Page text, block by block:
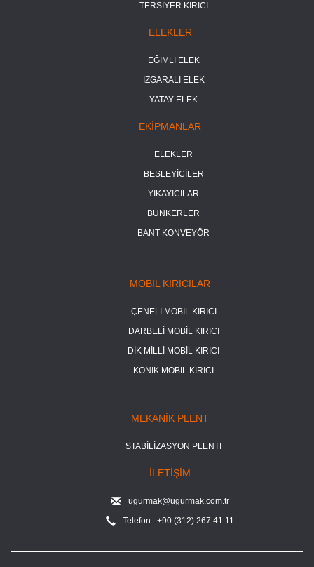
TERSİYER KIRICI
ELEKLER
EĞIMLI ELEK
IZGARALI ELEK
YATAY ELEK
EKİPMANLAR
ELEKLER
BESLEYİCİLER
YIKAYICILAR
BUNKERLER
BANT KONVEYÖR
MOBİL KIRICILAR
ÇENELİ MOBİL KIRICI
DARBELİ MOBİL KIRICI
DİK MİLLİ MOBİL KIRICI
KONİK MOBİL KIRICI
MEKANİK PLENT
STABİLİZASYON PLENTI
İLETİŞİM
ugurmak@ugurmak.com.tr
Telefon : +90 (312) 267 41 11